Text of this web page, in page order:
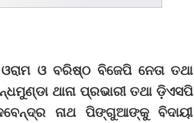
ଓ ବରିଷ୍ଠ ବିଜେପି ନେତା ତଥା
ଥାନା ପ୍ରଭାରୀ ତଥା ଡ଼ିଏସପି
ନାଥ ପିଙ୍ଗୁଆଙ୍କୁ ବିଦାୟୀ